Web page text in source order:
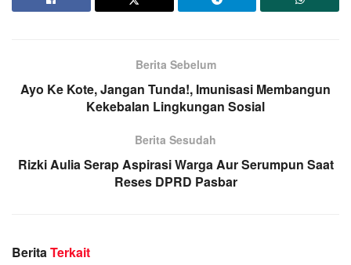
Berita Sebelum
Ayo Ke Kote, Jangan Tunda!, Imunisasi Membangun
Kekebalan Lingkungan Sosial
Berita Sesudah
Rizki Aulia Serap Aspirasi Warga Aur Serumpun Saat
Reses DPRD Pasbar
Berita Terkait